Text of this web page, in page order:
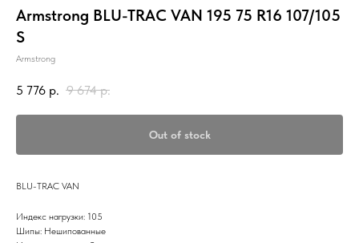
Armstrong BLU-TRAC VAN 195 75 R16 107/105
S
Armstrong
5 776 р. 9 674 р.
Out of stock
BLU-TRAC VAN
Индекс нагрузки: 105
Шипы: Нешипованные